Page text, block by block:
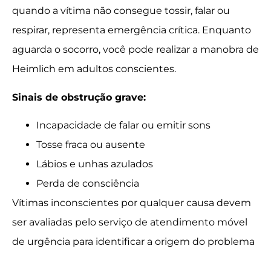
quando a vítima não consegue tossir, falar ou
respirar, representa emergência crítica. Enquanto
aguarda o socorro, você pode realizar a manobra de
Heimlich em adultos conscientes.
Sinais de obstrução grave:
Incapacidade de falar ou emitir sons
Tosse fraca ou ausente
Lábios e unhas azulados
Perda de consciência
Vítimas inconscientes por qualquer causa devem
ser avaliadas pelo serviço de atendimento móvel
de urgência para identificar a origem do problema